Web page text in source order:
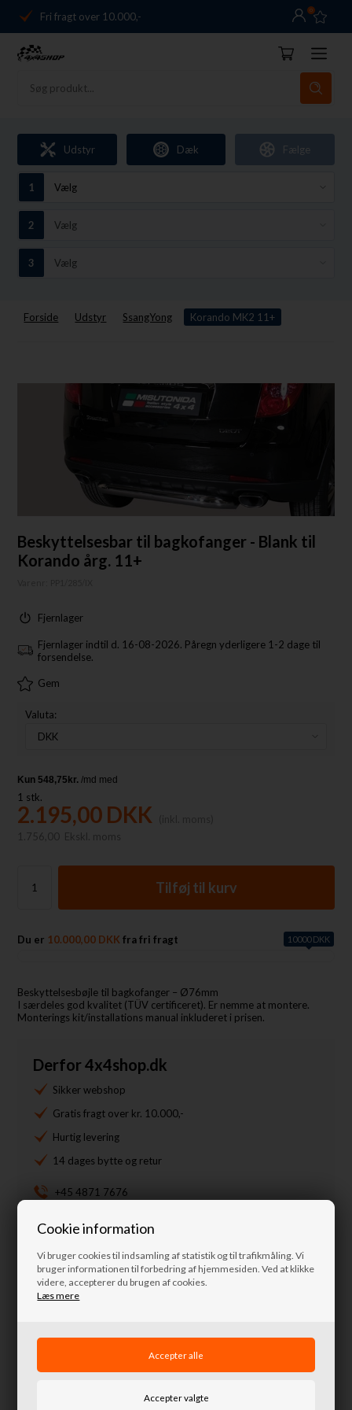
Cookie information
Vi bruger cookies til indsamling af statistik og til trafikmåling. Vi
bruger informationen til forbedring af hjemmesiden. Ved at klikke
videre, accepterer du brugen af cookies.
Læs mere
Fri fragt over 10.000,-
Danmarks førende
14 dages returret
Fri fragt over 10.000,-
Danmarks førende
14 dages returret
0
Udstyr Dæk Fælge
Forside Udstyr SsangYong Korando MK2 11+
Beskyttelsesbar til bagkofanger - Blank til
Korando årg. 11+
Fjernlager
Fjernlager indtil d. 16-08-2026. Påregn yderligere 1-2 dage til
forsendelse.
Gem
Valuta:
1 stk.
2.195,00 DKK
1.756,00
Ekskl. moms
Du er 10.000,00 DKK fra fri fragt 10000 DKK
Beskyttelsesbøjle til bagkofanger – Ø76mm
I særdeles god kvalitet (TÜV certificeret). Er nemme at montere.
Monterings kit/installations manual inkluderet i prisen.
Derfor 4x4shop.dk
Sikker webshop
Gratis fragt over kr. 10.000,-
Hurtig levering
14 dages bytte og retur
+45 4871 7676
Spørg til denne vare
Lignende produkter